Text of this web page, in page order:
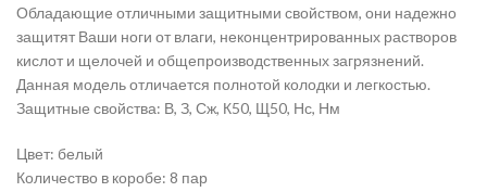
Обладающие отличными защитными свойством, они надежно
защитят Ваши ноги от влаги, неконцентрированных растворов
кислот и щелочей и общепроизводственных загрязнений.
Данная модель отличается полнотой колодки и легкостью.
Защитные свойства: В, З, Сж, К50, Щ50, Нс, Нм
Цвет: белый
Количество в коробе: 8 пар